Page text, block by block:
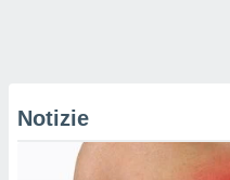
Notizie